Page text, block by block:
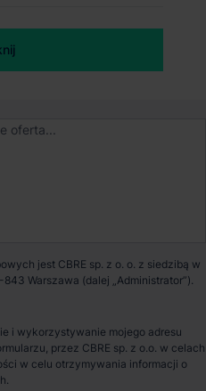
0 m²
Niedostępny
jest CBRE sp. z o. o. z siedzibą w
Warszawa (dalej „Administrator”).
i wykorzystywanie mojego adresu
przez CBRE sp. z o.o. w celach
w celu otrzymywania informacji o